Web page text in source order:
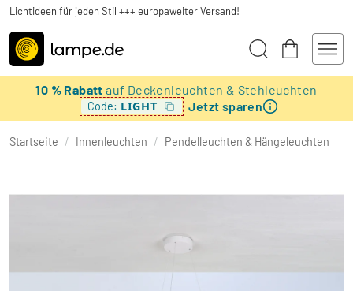
Lichtideen für jeden Stil +++ europaweiter Versand!
10 % Rabattauf Deckenleuchten & Stehleuchten
Code: LIGHT Jetzt sparen
Startseite / Innenleuchten / Pendelleuchten & Hängeleuchten